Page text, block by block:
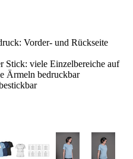
Vorder- und Rückseite
Stick: viele Einzelbereiche auf
Ärmeln bedruckbar